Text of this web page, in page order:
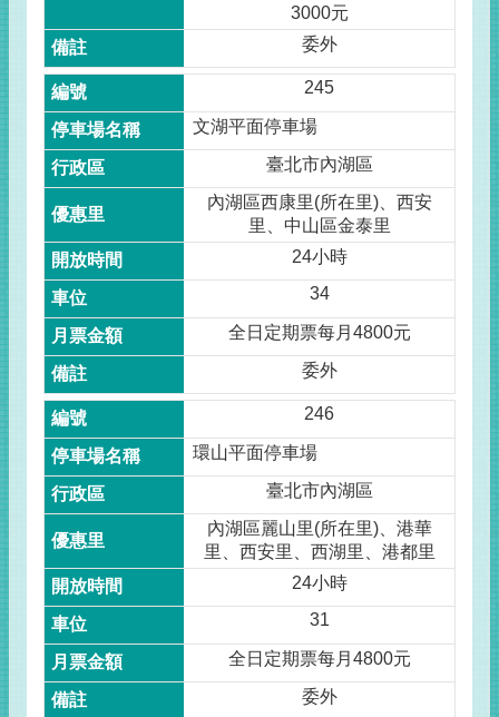
3000元
委外
245
文湖平面停車場
臺北市內湖區
內湖區西康里(所在里)、西安
里、中山區金泰里
24小時
34
全日定期票每月4800元
委外
246
環山平面停車場
臺北市內湖區
內湖區麗山里(所在里)、港華
里、西安里、西湖里、港都里
24小時
31
全日定期票每月4800元
委外